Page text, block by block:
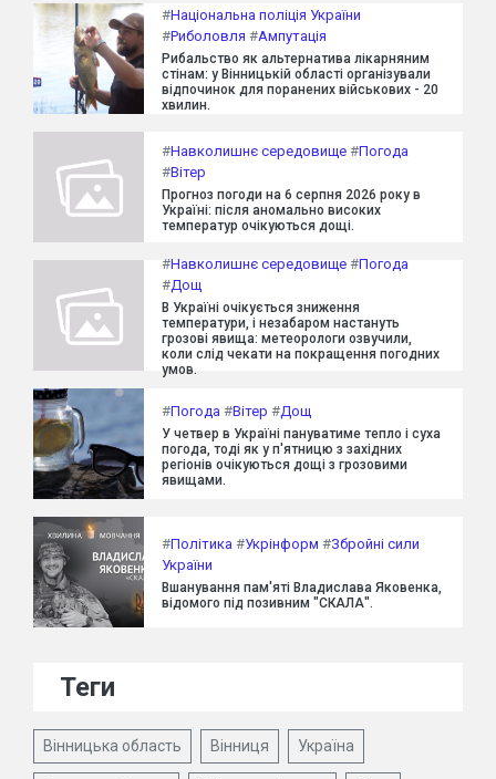
#Національна поліція України
#Риболовля #Ампутація
Рибальство як альтернатива лікарняним
стінам: у Вінницькій області організували
відпочинок для поранених військових - 20
хвилин.
#Навколишнє середовище #Погода
#Вітер
Прогноз погоди на 6 серпня 2026 року в
Україні: після аномально високих
температур очікуються дощі.
#Навколишнє середовище #Погода
#Дощ
В Україні очікується зниження
температури, і незабаром настануть
грозові явища: метеорологи озвучили,
коли слід чекати на покращення погодних
умов.
#Погода #Вітер #Дощ
У четвер в Україні пануватиме тепло і суха
погода, тоді як у п'ятницю з західних
регіонів очікуються дощі з грозовими
явищами.
#Політика #Укрінформ #Збройні сили
України
Вшанування пам'яті Владислава Яковенка,
відомого під позивним "СКАЛА".
Теги
Вінницька область Вінниця Україна